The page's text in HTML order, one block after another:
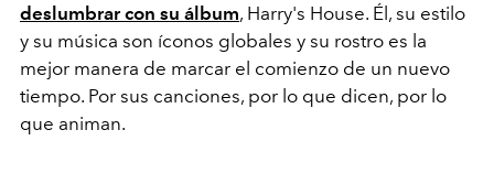
deslumbrar con su álbum, Harry's House. Él, su estilo
y su música son íconos globales y su rostro es la
mejor manera de marcar el comienzo de un nuevo
tiempo. Por sus canciones, por lo que dicen, por lo
que animan.